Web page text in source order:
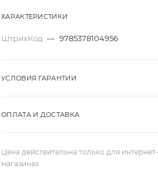
ХАРАКТЕРИСТИКИ
ШтрихКод — 9785378104956
УСЛОВИЯ ГАРАНТИИ
ОПЛАТА И ДОСТАВКА
Цена действительна только для
магазинах